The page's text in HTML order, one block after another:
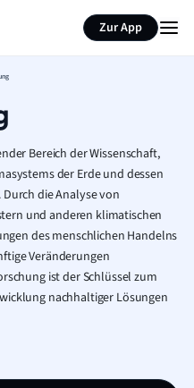
Zur App
Bereich der Wissenschaft,
der Erde und dessen
die Analyse von
und anderen klimatischen
des menschlichen Handelns
Veränderungen
ist der Schlüssel zum
nachhaltiger Lösungen